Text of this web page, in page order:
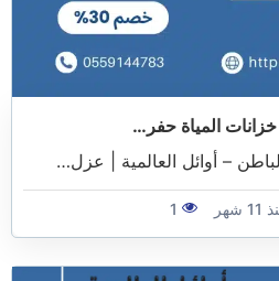
المياة حفر…
– أوائل العالمية | عزل…
شهر